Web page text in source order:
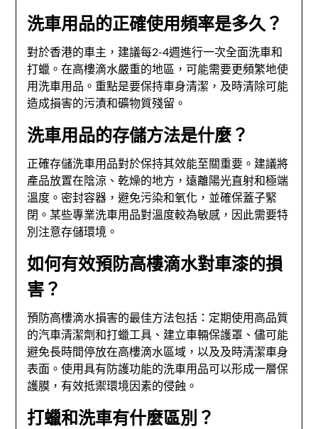
洗車用品的正確使用頻率是多久？
對於香港的車主，建議每2-4週進行一次全面洗車和
打蠟。在高樓滴水嚴重的地區，可能需要更頻繁地使
用洗車用品。重點是要保持車身清潔，及時清除可能
造成損害的污漬和礦物質殘留。
洗車用品的存儲方法是什麼？
正確存儲洗車用品對於保持其效能至關重要。建議將
產品放置在陰涼、乾燥的地方，遠離陽光直射和極端
溫度。密封容器，避免污染和氧化，並確保蓋子緊
閉。某些專業洗車用品對溫度較為敏感，因此需要特
別注意存儲環境。
如何有效預防高樓滴水對車漆的損
害？
預防高樓滴水損害的最佳方法包括：定期使用高品質
的汽車清潔劑和打蠟工具、建立車輛保護罩、儘可能
避免長時間停放在高樓滴水區域，以及及時清潔車身
表面。使用具有防護功能的洗車用品可以形成一層保
護膜，有效抵禦環境因素的侵蝕。
打蠟和洗車有什麼區別？